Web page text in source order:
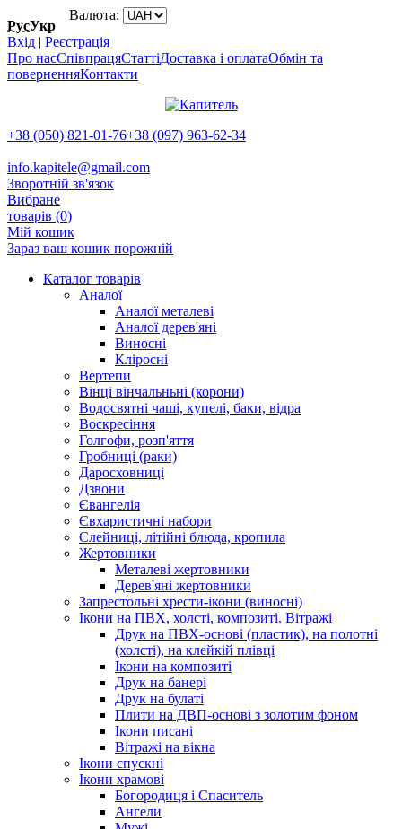
РусУкр
Валюта:
Вхід | Реєстрація
Про насСпівпрацяСтаттіДоставка і оплатаОбмін та
поверненняКонтакти
+38 (050) 821-01-76+38 (097) 963-62-34
info.kapitele@gmail.com
Зворотній зв'язок
Вибране
товарів (0)
Мій кошик
Зараз ваш кошик порожній
Каталог товарів
Аналої
Аналої металеві
Аналої дерев'яні
Виносні
Кліросні
Вертепи
Вінці вінчальньні (корони)
Водосвятні чаші, купелі, баки, відра
Воскресіння
Голгофи, розп'яття
Гробниці (раки)
Даросховниці
Дзвони
Євангелія
Євхаристичні набори
Єлейниці, літійні блюда, кропила
Жертовники
Металеві жертовники
Дерев'яні жертовники
Запрестольні хрести-ікони (виносні)
Ікони на ПВХ, холсті, композиті. Вітражі
Друк на ПВХ-основі (пластик), на полотні
(холсті), на клейкій плівці
Ікони на композиті
Друк на банері
Друк на булаті
Плити на ДВП-основі з золотим фоном
Ікони писані
Вітражі на вікна
Ікони спускні
Ікони храмові
Богородиця і Спаситель
Ангели